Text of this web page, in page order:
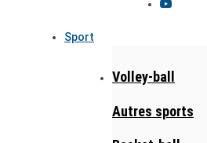
Sport
Volley-ball
Autres sports